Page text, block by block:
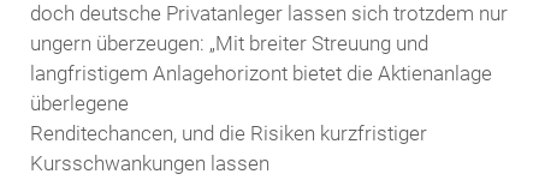
doch deutsche Privatanleger lassen sich trotzdem nur
ungern überzeugen: „Mit breiter Streuung und
langfristigem Anlagehorizont bietet die Aktienanlage
überlegene
Renditechancen, und die Risiken kurzfristiger
Kursschwankungen lassen